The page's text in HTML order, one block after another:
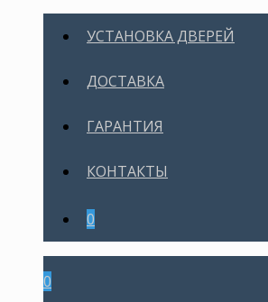
УСТАНОВКА ДВЕРЕЙ
ДОСТАВКА
ГАРАНТИЯ
КОНТАКТЫ
0
0